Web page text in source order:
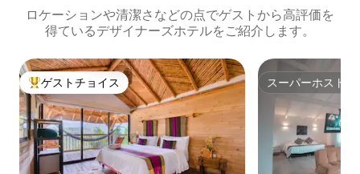
ロケーションや清⁠潔⁠さ⁠な⁠ど⁠の点⁠でゲ⁠ス⁠ト⁠か⁠ら高⁠評⁠価⁠を
得⁠て⁠い⁠るデ⁠ザ⁠イ⁠ナ⁠ー⁠ズホ⁠テ⁠ル⁠をご⁠紹⁠介し⁠ま⁠す⁠。
大好評のゲストチョイスです。
ゲストチョイス スーパーホスト
スーパーホスト